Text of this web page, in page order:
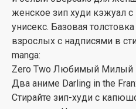
женское зип худи кэжуал
унисекс. Базовая
взрослых с надписями в
manga:
Zero Two Любимый Милый
Два аниме Darling in the
Стирайте зип-худи с